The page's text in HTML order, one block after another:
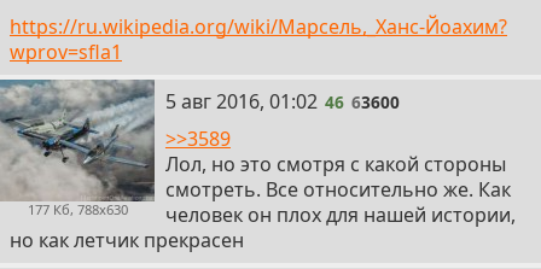
https://ru.wikipedia.org/wiki/Марсель,_Ханс-Йоахим?
wprov=sfla1
177 Кб, 788x630
46
5 авг 2016, 01:02 46 63600
>>3589
Лол, но это смотря с какой стороны
смотреть. Все относительно же. Как
человек он плох для нашей истории,
но как летчик прекрасен